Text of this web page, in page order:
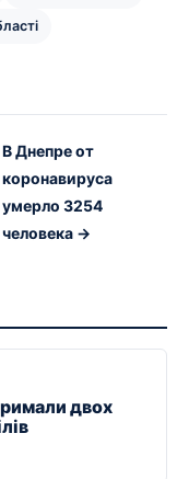
В Днепре от
коронавируса
умерло 3254
человека →
двох